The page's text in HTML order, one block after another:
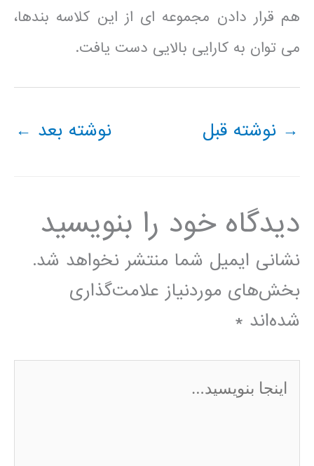
هم قرار دادن مجموعه ای از این کلاسه بندها،
می توان به کارایی بالایی دست یافت.
→ نوشته قبل نوشته بعد ←
دیدگاه‌ خود را بنویسید
نشانی ایمیل شما منتشر نخواهد شد.
بخش‌های موردنیاز علامت‌گذاری
شده‌اند *
اینجا
بنویسید…